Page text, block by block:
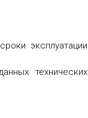
эксплуатации
технических